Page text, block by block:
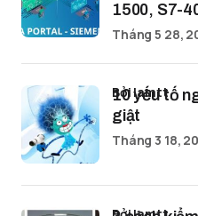
1500, S7-
Tháng 5 28,
10 yếu tố
giật
bởi lamtt
Tháng 3 18,